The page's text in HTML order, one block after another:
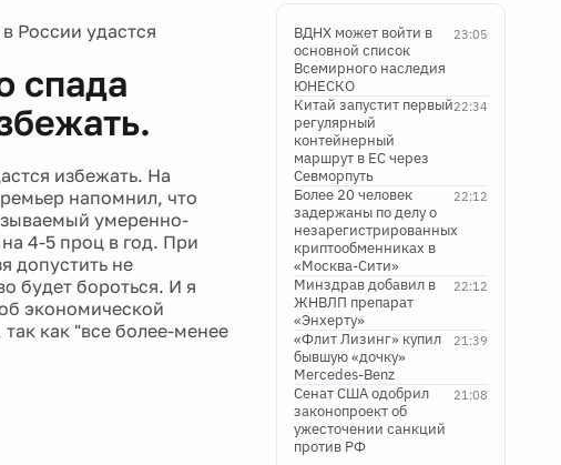
России удастся
спада
избежать. На
напомнил, что
умеренно-
4-5 проц в год. При
допустить не
будет бороться. И я
экономической
как "все более-менее
23:05
ВДНХ может войти в
основной список
Всемирного наследия
ЮНЕСКО
22:34
Китай запустит первый
регулярный
контейнерный
маршрут в ЕС через
Севморпуть
22:12
Более 20 человек
задержаны по делу о
незарегистрированных
криптообменниках в
«Москва-Сити»
22:12
Минздрав добавил в
ЖНВЛП препарат
«Энхерту»
21:39
«Флит Лизинг» купил
бывшую «дочку»
Mercedes-Benz
21:08
Сенат США одобрил
законопроект об
ужесточении санкций
против РФ